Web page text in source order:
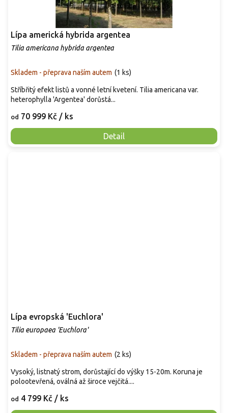
Lípa americká hybrida argentea
Tilia americana hybrida argentea
Skladem - přeprava naším autem (1 ks)
od 70 999 Kč / ks
Detail
Stříbřitý efekt listů a vonné letní kvetení. Tilia americana var.
heterophylla 'Argentea' dorůstá...
Lípa evropská 'Euchlora'
Tilia europaea 'Euchlora'
Skladem - přeprava naším autem (2 ks)
od 4 799 Kč / ks
Vysoký, listnatý strom, dorůstající do výšky 15-20m. Koruna je
polootevřená, oválná až široce vejčitá....